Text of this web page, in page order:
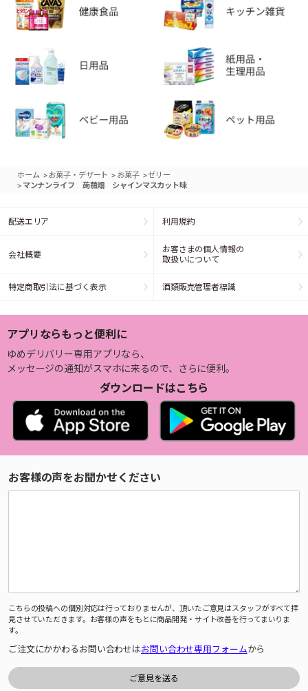
ホーム >お菓子・デザート > お菓子 >ゼリー
> マンナンライフ 蒟蒻畑 シャインマスカット味
配送エリア 利用規約
会社概要
お客さまの個人情報の
取扱いについて
特定商取引法に基づく表示 酒類販売管理者標識
アプリならもっと便利に
ゆめデリバリー専用アプリなら、
メッセージの通知がスマホに来るので、さらに便利。
ダウンロードはこちら
お客様の声をお聞かせください
こちらの投稿への個別対応は行っておりませんが、頂いたご意見はスタッフがすべて拝
見させていただきます。お客様の声をもとに商品開発・サイト改善を行ってまいりま
す。
ご注文にかかわるお問い合わせはお問い合わせ専用フォームから